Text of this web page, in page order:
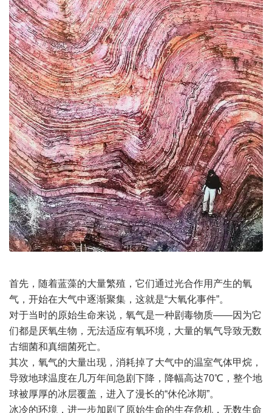
首先，随着蓝藻的大量繁殖，它们通过光合作用产生的氧
气，开始在大气中逐渐聚集，这就是“大氧化事件”。
对于当时的原始生命来说，氧气是一种剧毒物质——因为它
们都是厌氧生物，无法适应有氧环境，大量的氧气导致无数
古细菌和真细菌死亡。
其次，氧气的大量出现，消耗掉了大气中的温室气体甲烷，
导致地球温度在几万年间急剧下降，降幅高达70℃，整个地
球被厚厚的冰层覆盖，进入了漫长的“休伦冰期”。
冰冷的环境，进一步加剧了原始生命的生存危机，无数生命